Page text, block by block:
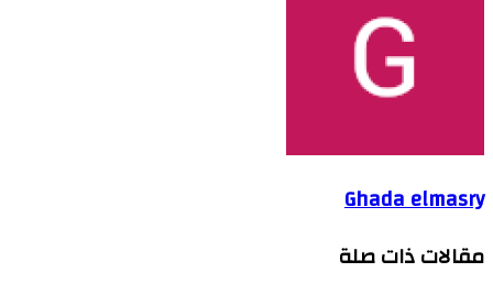
Ghada elmasry
مقالات ذات صلة